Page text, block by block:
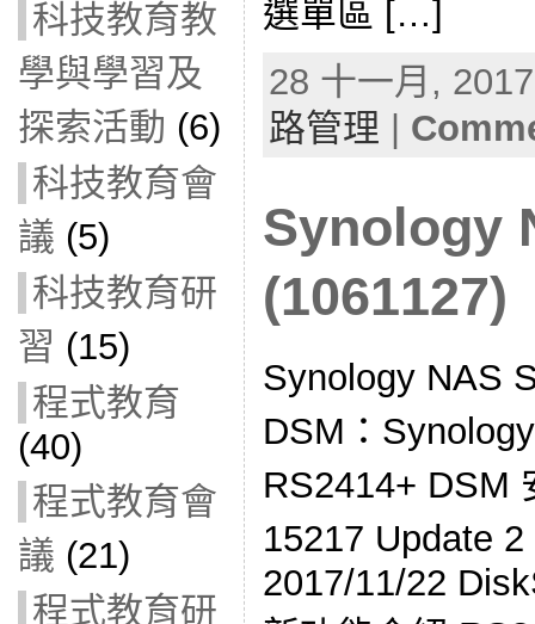
科技教育教
學與學習及
探索活動 (6)
科技教育會
議 (5)
科技教育研
習 (15)
程式教育
(40)
程式教育會
議 (21)
程式教育研
選單區 […]
28 十一月,
路管理
Synology
(1061127)
Synology NAS
DSM：
RS2414+ DSM
15217 Update
2017/11/22